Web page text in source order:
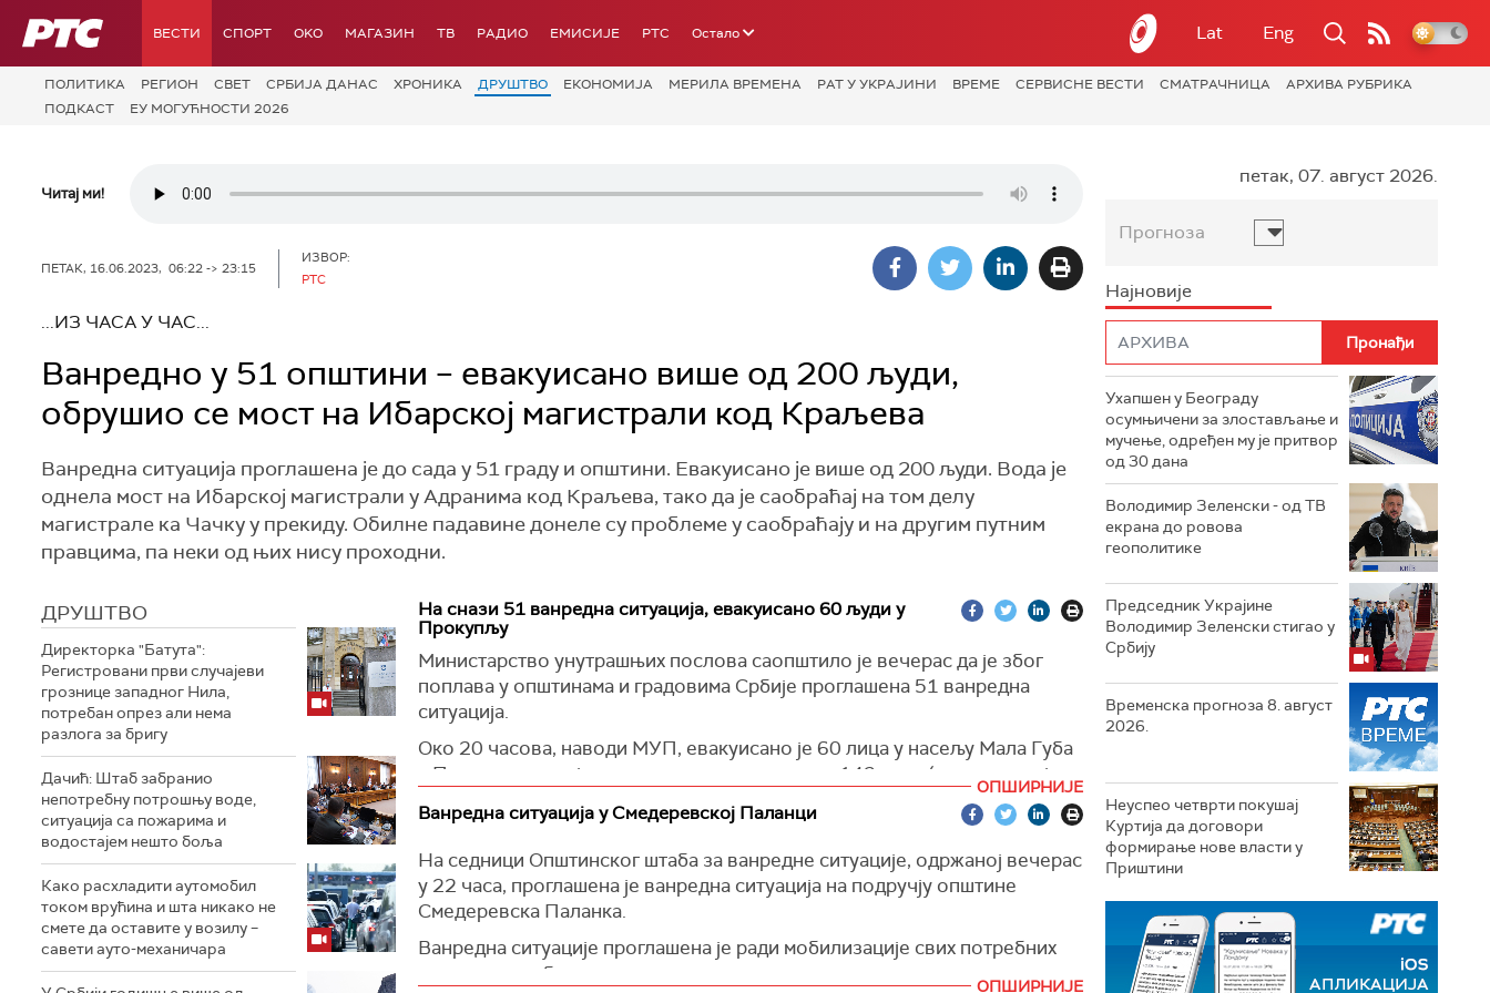
РТС ВЕСТИ СПОРТ OKO МАГАЗИН ТВ РАДИО ЕМИСИЈЕ РТС Остало Lat Eng
ПОЛИТИКА РЕГИОН СВЕТ СРБИЈА ДАНАС ХРОНИКА ДРУШТВО ЕКОНОМИЈА МЕРИЛА ВРЕМЕНА РАТ У УКРАЈИНИ ВРЕМЕ СЕРВИСНЕ ВЕСТИ СМАТРАЧНИЦА
АРХИВА РУБРИКА
ПОДКАСТ
ЕУ МОГУЋНОСТИ 2026
Читај ми!
ПЕТАК, 16.06.2023, 06:22 -> 23:15
ИЗВОР:
РТС
...ИЗ ЧАСА У ЧАС...
Ванредно у 51 општини – евакуисано више од 200 људи,
обрушио се мост на Ибарској магистрали код Краљева
Ванредна ситуација проглашена је до сада у 51 граду и општини. Евакуисано је више од 200 људи. Вода je
однела мост на Ибарској магистрали у Адранима код Краљева, тако да је саобраћај на том делу
магистрале ка Чачку у прекиду. Обилне падавине донеле су проблеме у саобраћају и на другим путним
правцима, па неки од њих нису проходни.
ДРУШТВО
Директорка "Батута":
Регистровани први случајеви
грознице западног Нила,
потребан опрез али нема
разлога за бригу
Дачић: Штаб забранио
непотребну потрошњу воде,
ситуација са пожарима и
водостајем нешто боља
Како расхладити аутомобил
током врућина и шта никако не
смете да оставите у возилу –
савети ауто-механичара
На снази 51 ванредна ситуација, евакуисано 60 људи у
Прокупљу
Министарство унутрашњих послова саопштило је вечерас да је због
поплава у општинама и градовима Србије проглашена 51 ванредна
ситуација.
Око 20 часова, наводи МУП, евакуисано је 60 лица у насељу Мала Губа
у Прокупљу, а од јутрос су евакуисана укупно 142 лица (на територији
Бора, Младеновца, Крушевца, Јагодине, Аранђеловца, Прокупља,
Крагујевца, Мајданпека и Лазаревца).
Од поноћи је евакуисано укупно 217 људи, наводи МУП.
Ватрогасци-спасиоци црпе воду по позиву грађана у Београду, Бору,
Зајечару, Крагујевцу, Лесковцу, Прокупљу, Смедереву, Крушевцу и
Чачку.
Припадници Министарства унутаршњих послова обилазе потенцијално
ОПШИРНИЈЕ
Ванредна ситуација у Смедеревској Паланци
На седници Општинског штаба за ванредне ситуације, одржаној вечерас
у 22 часа, проглашена је ванредна ситуација на подручју општине
Смедеревска Паланка.
Ванредна ситуације проглашена је ради мобилизације свих потребних
ресурса за одбрану од поплавног таласа.
ОПШИРНИЈЕ
петак, 07. август 2026.
Прогноза
Најновије
Ухапшен у Београду
осумњичени за злостављање и
мучење, одређен му је притвор
од 30 дана
Володимир Зеленски - од ТВ
екрана до ровова
геополитике
Председник Украјине
Володимир Зеленски стигао у
Србију
Временска прогноза 8. август
2026.
Неуспео четврти покушај
Куртија да договори
формирање нове власти у
Приштини